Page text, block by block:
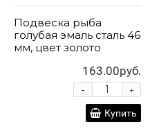
Подвеска рыба
голубая эмаль сталь 46
мм, цвет золото
163.00руб.
+
-
Купить